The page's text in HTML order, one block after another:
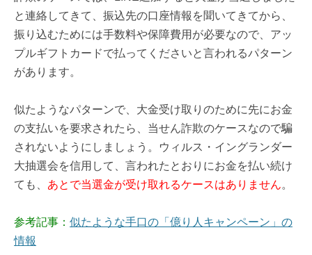
と連絡してきて、振込先の口座情報を聞いてきてから、
振り込むためには手数料や保障費用が必要なので、アッ
プルギフトカードで払ってくださいと言われるパターン
があります。
似たようなパターンで、大金受け取りのために先にお金
の支払いを要求されたら、当せん詐欺のケースなので騙
されないようにしましょう。ウィルス・イングランダー
大抽選会を信用して、言われたとおりにお金を払い続け
ても、 あとで当選金が受け取れるケースはありません。
参考記事： 似たような手口の「億り人キャンペーン」の
情報